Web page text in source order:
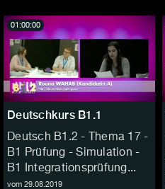
Deutschkurs B1.1
Deutsch B1.2 - Thema 17 -
B1 Prüfung - Simulation -
B1 Integrationsprüfung...
vom 29.08.2019
01:00:00